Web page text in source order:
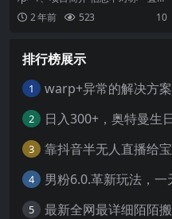
很多人赚钱的*，信息的价值能够带
来巨大的回...
2 年前 523 10
排行榜展示
1 warp+异常的解决方案
2
3
4
5